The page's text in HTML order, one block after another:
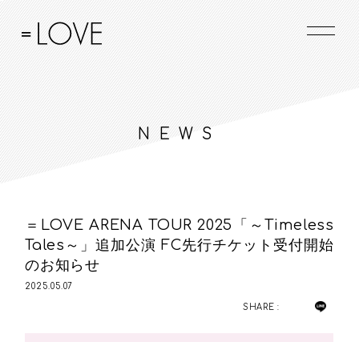
NEWS
＝LOVE ARENA TOUR 2025「～Timeless
Tales～」追加公演 FC先行チケット受付開始
のお知らせ
2025.05.07
SHARE :